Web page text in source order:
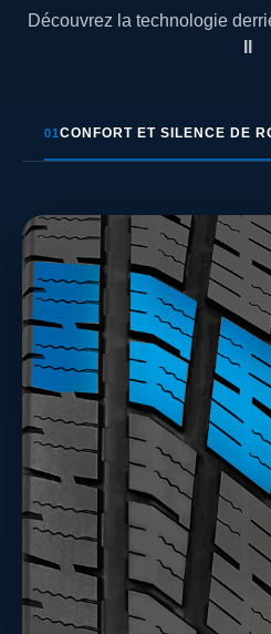
Découvrez la technologie
01CONFORT ET SILENCE DE